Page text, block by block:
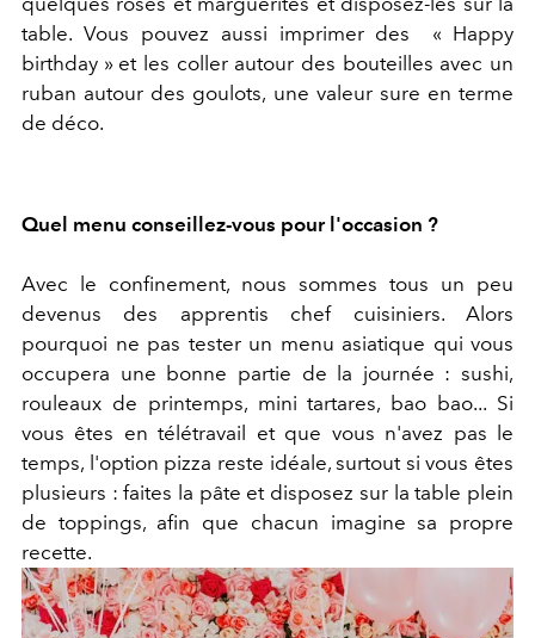
table. Vous pouvez aussi imprimer des « Happy
birthday » et les coller autour des bouteilles avec un
ruban autour des goulots, une valeur sure en terme
de déco.
Quel menu conseillez-vous pour l'occasion ?
Avec le confinement, nous sommes tous un peu
devenus des apprentis chef cuisiniers. Alors
pourquoi ne pas tester un menu asiatique qui vous
occupera une bonne partie de la journée : sushi,
rouleaux de printemps, mini tartares, bao bao... Si
vous êtes en télétravail et que vous n'avez pas le
temps, l'option pizza reste idéale, surtout si vous êtes
plusieurs : faites la pâte et disposez sur la table plein
de toppings, afin que chacun imagine sa propre
recette.